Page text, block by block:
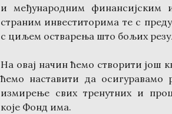
и међународним финансијским
страним инвеститорима те с
с циљем остварења што бољих
На овај начин ћемо створити још
ћемо наставити да осигуравамо
измирење свих тренутних и
које Фонд има.